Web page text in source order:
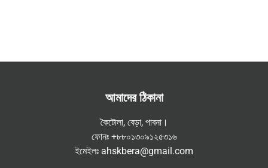
আমাদের ঠিকানা
কৈটোলা, বেড়া, পাবনা।
ফোনঃ +৮৮০১৩০৯১২৫৩১৬
ইমেইলঃ ahskbera@gmail.com